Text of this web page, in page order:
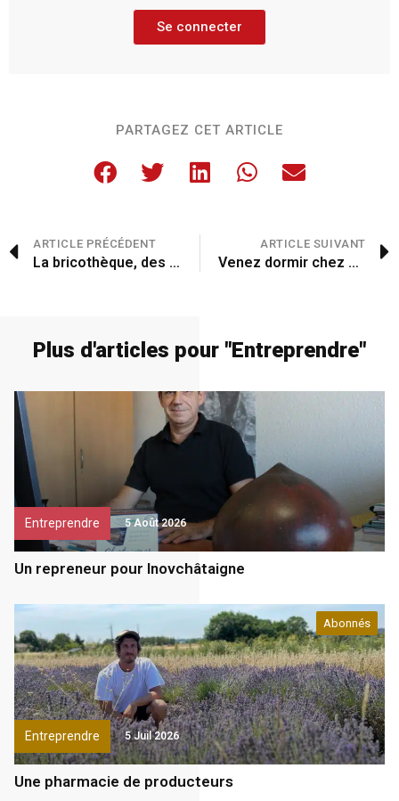
Se connecter
PARTAGEZ CET ARTICLE
ARTICLE PRÉCÉDENT
La bricothèque, des outils à emprunter
ARTICLE SUIVANT
Venez dormir chez nous
Plus d'articles pour "Entreprendre"
Entreprendre 5 Août 2026
Un repreneur pour Inovchâtaigne
Entreprendre
Abonnés
5 Juil 2026
Une pharmacie de producteurs